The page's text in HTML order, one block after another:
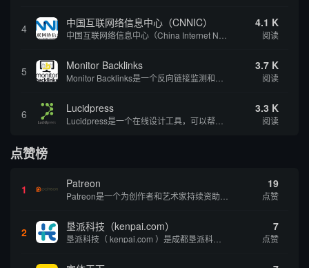
4 中国互联网络信息中心（CNNIC） 4.1 K
阅读
5 Monitor Backlinks 3.7 K
阅读
6 Lucidpress 3.3 K
阅读
点赞榜
1 Patreon 19
点赞
2 垦派科技（kenpai.com） 7
点赞